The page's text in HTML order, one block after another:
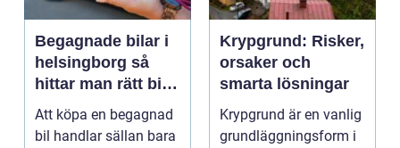
Begagnade bilar i
helsingborg så
hittar man rätt bil
till rätt pris
Att köpa en begagnad
bil handlar sällan bara
Krypgrund: Risker,
orsaker och
smarta lösningar
Krypgrund är en vanlig
grundläggningsform i